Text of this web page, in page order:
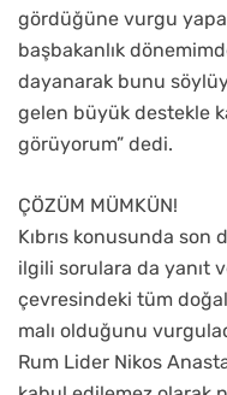
gördüğüne vurgu
başbakanlık
dayanarak bunu
gelen büyük destekle
görüyorum” dedi.
ÇÖZÜM MÜMKÜN!
Kıbrıs konusunda son
ilgili sorulara da yanıt
çevresindeki tüm
malı olduğunu
Rum Lider Nikos